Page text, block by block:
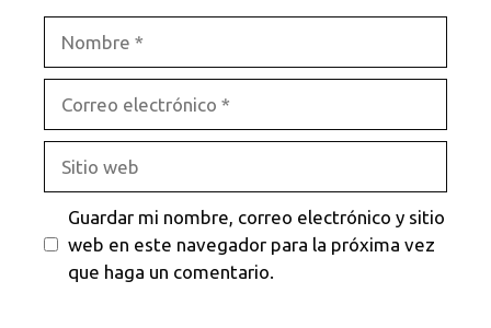
Guardar mi nombre, correo electrónico y sitio
web en este navegador para la próxima vez
que haga un comentario.